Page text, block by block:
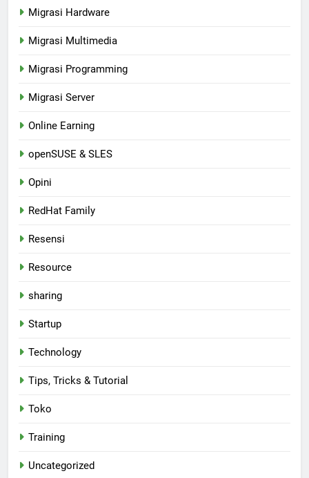
Migrasi Hardware
Migrasi Multimedia
Migrasi Programming
Migrasi Server
Online Earning
openSUSE & SLES
Opini
RedHat Family
Resensi
Resource
sharing
Startup
Technology
Tips, Tricks & Tutorial
Toko
Training
Uncategorized